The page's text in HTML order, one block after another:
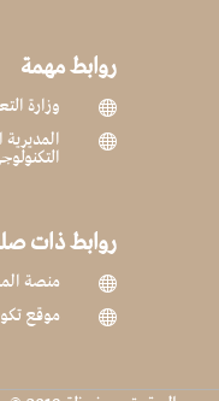
روابط مهمة
 وزارة

روابط ذات
 منصة
 موقع